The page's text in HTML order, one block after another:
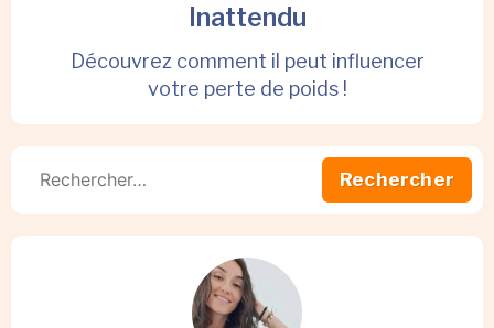
Inattendu
Découvrez comment il peut influencer
votre perte de poids !